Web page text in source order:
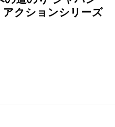
クションシリーズ